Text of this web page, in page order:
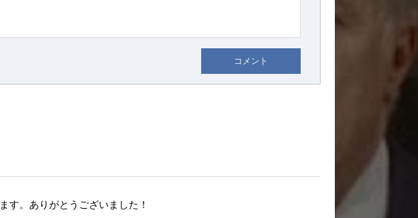
コメント
ます。 ありがとうございました！